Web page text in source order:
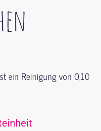
ein Reinigung von 0,10